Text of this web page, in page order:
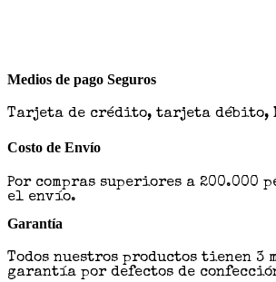
Medios de pago Seguros
Tarjeta de crédito, tarjeta débito,
Costo de Envío
Por compras superiores a 200.000
el envío.
Garantía
Todos nuestros productos tienen 3
garantía por defectos de